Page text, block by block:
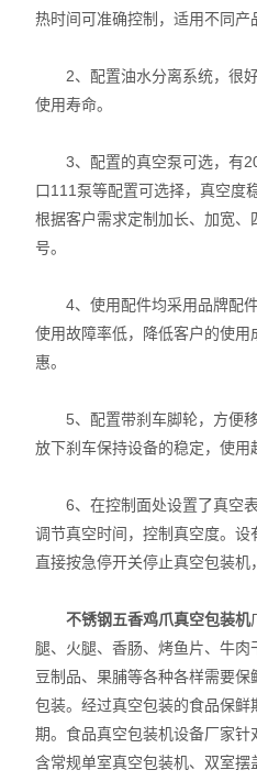
热时间可准确控制，适用不同产
2、配置油水分离系统，很好
使用寿命。
3、配置的真空泵可选，有
口111泵等配置可选择，真空度
根据客户需求定制加长、加宽
号。
4、使用配件均采用品牌配件
使用故障率低，降低客户的使
惠。
5、配置带刹车脚轮，方便移
放下刹车保持设备的稳定，使用
6、在控制面处设置了真空表
调节真空时间，控制真空度。
直接按急停开关停止真空包装机
不锈钢五香鸡爪真空包装机
腿、火腿、香肠、烤鱼片、牛
豆制品、果脯等各种各样需要
包装。经过真空包装的食品保
期。食品真空包装机设备厂家
含常规单室真空包装机、双室